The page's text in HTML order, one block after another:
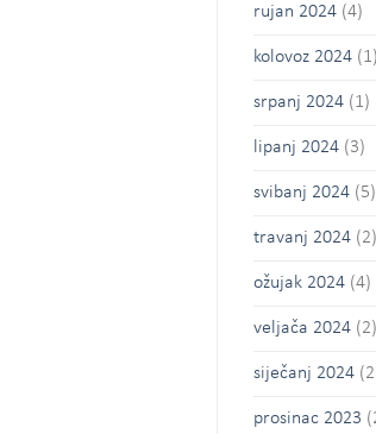
rujan 2024(4)
kolovoz 2024(1)
srpanj 2024(1)
lipanj 2024(3)
svibanj 2024(5)
travanj 2024(2)
ožujak 2024(4)
veljača 2024(2)
siječanj 2024
prosinac 2023